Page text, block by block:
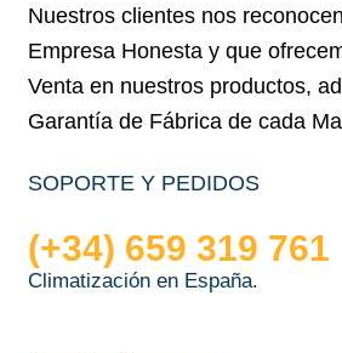
Nuestros clientes nos
Empresa Honesta y que
Venta en nuestros productos,
Garantía de Fábrica de cada
SOPORTE Y PEDIDOS
(+34) 659 319 761
Climatización en España.